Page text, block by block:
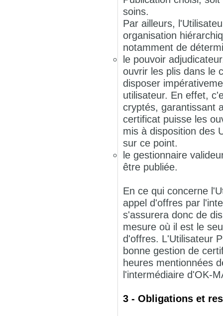
soins.
Par ailleurs,
organisation
notamment de
le pouvoir
ouvrir les plis dans le
disposer
utilisateur. En effet,
cryptés, garantissant
certificat puisse les
mis à disposition des
sur ce point.
le gestionnaire
être publiée.
En ce qui concerne
appel d'offres par
s'assurera donc de
mesure où il est le
d'offres. L'Utilisateur
bonne gestion de
heures mentionnées
l'intermédiaire d'OK-
3 - Obligations et